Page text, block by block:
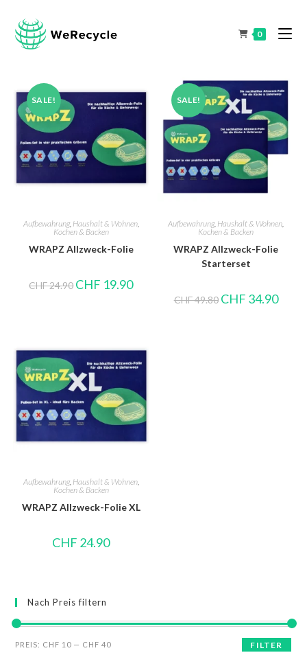
0
SALE!
Aufbewahrung, Haushalt & Wohnen,
Kochen & Backen
WRAPZ Allzweck-Folie
CHF24.90 CHF 19.90
SALE!
Aufbewahrung, Haushalt & Wohnen,
Kochen & Backen
WRAPZ Allzweck-Folie
Starterset
CHF49.80 CHF 34.90
Aufbewahrung, Haushalt & Wohnen,
Kochen & Backen
WRAPZ Allzweck-Folie XL
CHF 24.90
Nach Preis filtern
FILTER
PREIS: CHF 10 — CHF 40